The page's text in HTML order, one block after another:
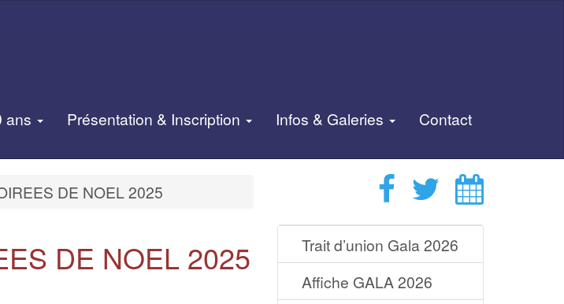
ans Présentation & Inscription Infos & Galeries Contact
DE NOEL 2025
DE NOEL 2025
Trait d’union Gala 2026
Affiche GALA 2026